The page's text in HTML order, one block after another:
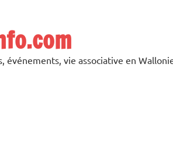
événements, vie associative en